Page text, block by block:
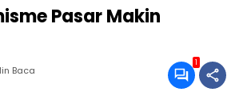
Pasar Makin
Baca
1